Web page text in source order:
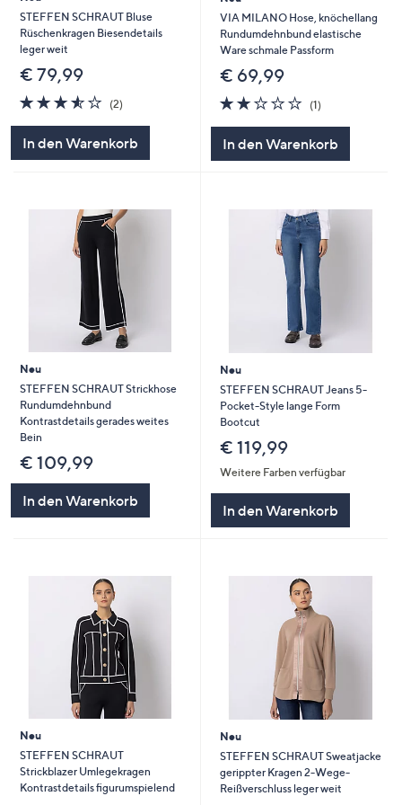
STEFFEN SCHRAUT Bluse
Rüschenkragen Biesendetails
leger weit
€ 79,99
3.5
von
(2)2
In den Warenkorb
VIA MILANO Hose, knöchellang
Rundumdehnbund elastische
Ware schmale Passform
€ 69,99
2.0
von
(1)1
In den Warenkorb
Neu
STEFFEN SCHRAUT Strickhose
Rundumdehnbund
Kontrastdetails gerades weites
Bein
€ 109,99
In den Warenkorb
Neu
STEFFEN SCHRAUT Jeans 5-
Pocket-Style lange Form
Bootcut
€ 119,99
Weitere Farben verfügbar
In den Warenkorb
Neu
STEFFEN SCHRAUT
Strickblazer Umlegekragen
Kontrastdetails figurumspielend
Neu
STEFFEN SCHRAUT Sweatjacke
gerippter Kragen 2-Wege-
Reißverschluss leger weit